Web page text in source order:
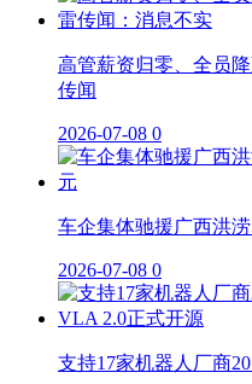
高管薪资归零、全员
传闻
2026-07-08 0
车企集体驰援广西洪
2026-07-08 0
支持17家机器人厂商